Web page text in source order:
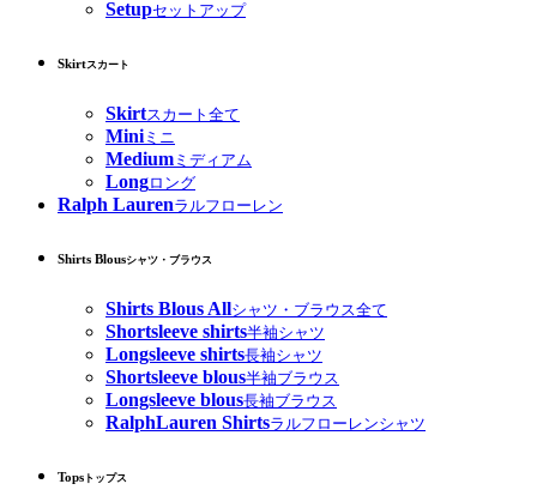
Setupセットアップ
Skirtスカート
Skirtスカート全て
Miniミニ
Medium ミディアム
Longロング
Ralph Laurenラルフローレン
Shirts Blousシャツ・ブラウス
Shirts Blous Allシャツ・ブラウス全て
Shortsleeve shirts半袖シャツ
Longsleeve shirts長袖シャツ
Shortsleeve blous半袖ブラウス
Longsleeve blous長袖ブラウス
RalphLauren Shirtsラルフローレンシャツ
Tops トップス